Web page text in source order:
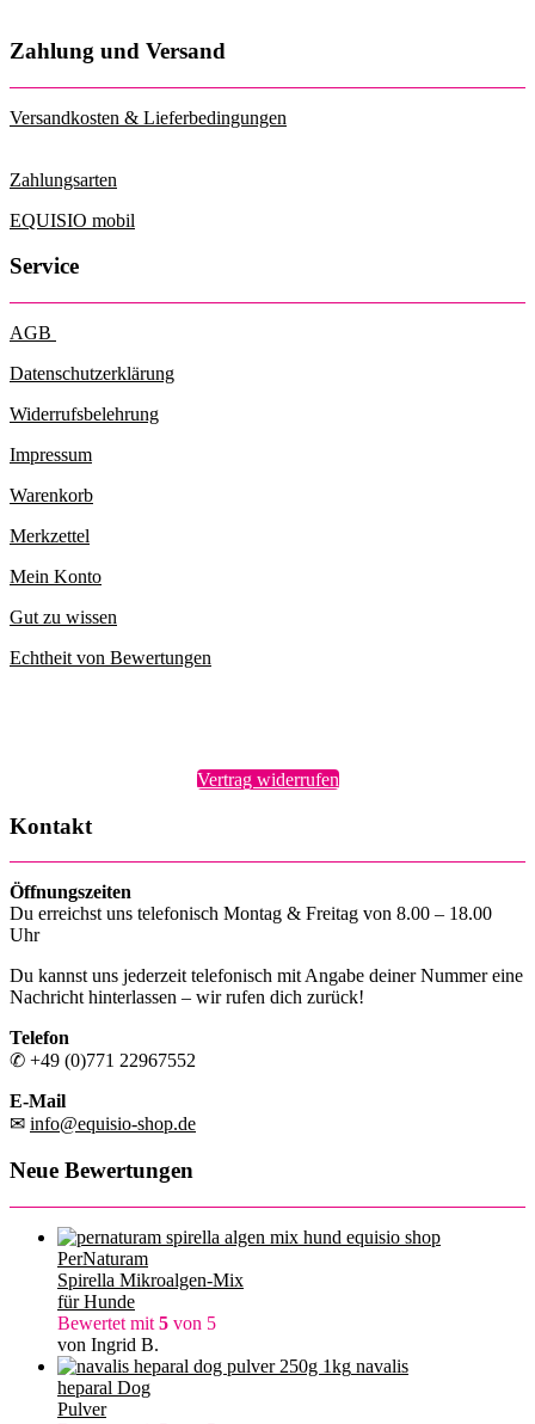
Zahlung und Versand
Versandkosten & Lieferbedingungen
Zahlungsarten
EQUISIO mobil
Service
AGB
Datenschutzerklärung
Widerrufsbelehrung
Impressum
Warenkorb
Merkzettel
Mein Konto
Gut zu wissen
Echtheit von Bewertungen
Vertrag widerrufen
Kontakt
Öffnungszeiten
Du erreichst uns telefonisch Montag & Freitag von 8.00 – 18.00
Uhr
Du kannst uns jederzeit telefonisch mit Angabe deiner Nummer eine
Nachricht hinterlassen – wir rufen dich zurück!
Telefon
✆ +49 (0)771 22967552
E-Mail
✉ info@equisio-shop.de
Neue Bewertungen
PerNaturam
Spirella Mikroalgen-Mix
für Hunde
Bewertet mit 5 von 5
von Ingrid B.
navalis
heparal Dog
Pulver